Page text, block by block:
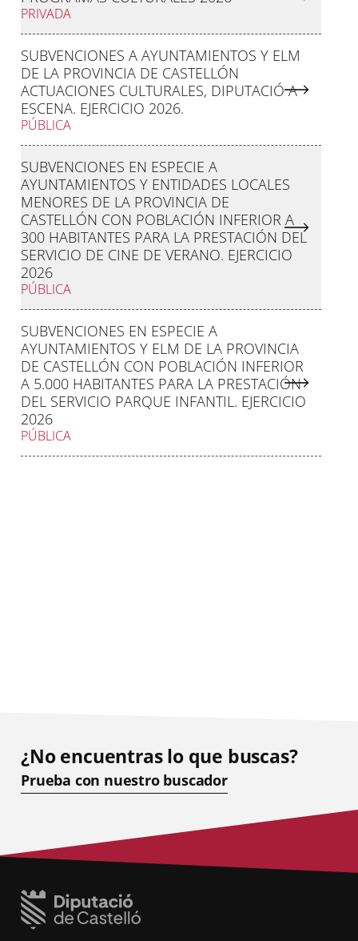
PRIVADA
SUBVENCIONES A AYUNTAMIENTOS Y ELM
DE LA PROVINCIA DE CASTELLÓN
ACTUACIONES CULTURALES, DIPUTACIÓ A
ESCENA. EJERCICIO 2026.
PÚBLICA
SUBVENCIONES EN ESPECIE A
AYUNTAMIENTOS Y ENTIDADES LOCALES
MENORES DE LA PROVINCIA DE
CASTELLÓN CON POBLACIÓN INFERIOR A
300 HABITANTES PARA LA PRESTACIÓN DEL
SERVICIO DE CINE DE VERANO. EJERCICIO
2026
PÚBLICA
SUBVENCIONES EN ESPECIE A
AYUNTAMIENTOS Y ELM DE LA PROVINCIA
DE CASTELLÓN CON POBLACIÓN INFERIOR
A 5.000 HABITANTES PARA LA PRESTACIÓN
DEL SERVICIO PARQUE INFANTIL. EJERCICIO
2026
PÚBLICA
¿No encuentras lo que buscas?
Prueba con nuestro buscador